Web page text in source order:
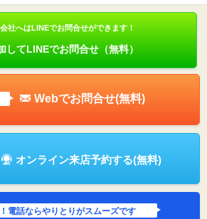
社へはLINEでお問合せができます！
してLINEでお問合せ（無料）
Webでお問合せ(無料)
オンライン来店予約する(無料)
電話ならやりとりがスムーズです